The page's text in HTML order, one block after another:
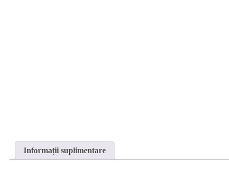
Informații suplimentare